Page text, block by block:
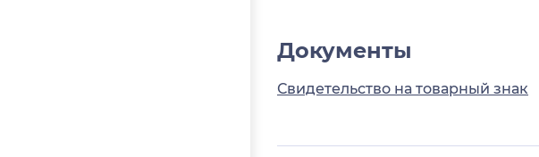
Документы
Свидетельство на товарный знак